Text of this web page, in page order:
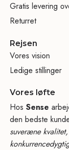
Gratis levering
Returret
Rejsen
Vores vision
Ledige stillinger
Vores løfte
Hos Sense
den bedste
suveræne